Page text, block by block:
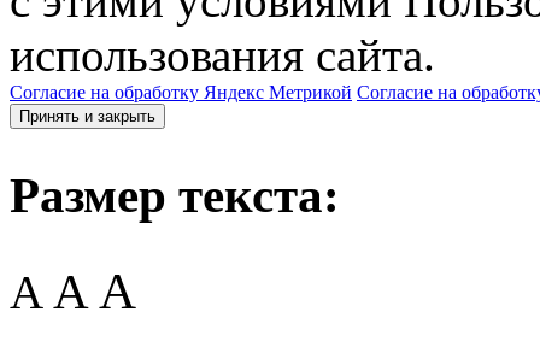
использования сайта.
Согласие на обработку Яндекс Метрикой Согласие на
Принять и закрыть
Размер текста:
A AA